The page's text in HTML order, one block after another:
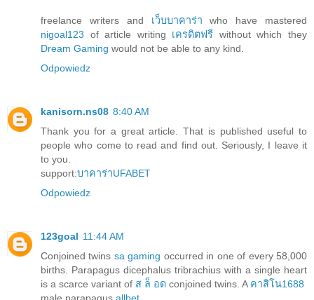
freelance writers and เว็บบาคาร่า who have mastered
nigoal123 of article writing เครดิตฟรี without which they
Dream Gaming would not be able to any kind.
Odpowiedz
kanisorn.ns08 8:40 AM
Thank you for a great article. That is published useful to
people who come to read and find out. Seriously, I leave it
to you.
support:บาคาร่าUFABET
Odpowiedz
123goal 11:44 AM
Conjoined twins sa gaming occurred in one of every 58,000
births. Parapagus dicephalus tribrachius with a single heart
is a scarce variant of ส ล็ อด conjoined twins. A คาสิโน1688